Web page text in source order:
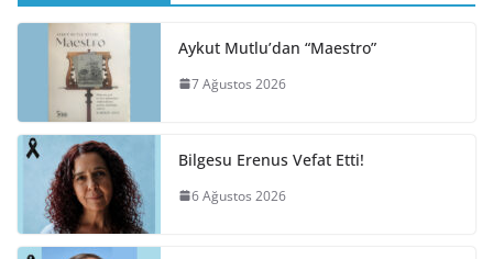
Aykut Mutlu’dan “Maestro”
7 Ağustos 2026
Bilgesu Erenus Vefat Etti!
6 Ağustos 2026